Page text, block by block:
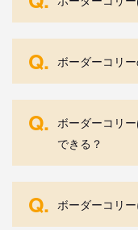
Q. ボーダーコリ
Q. ボーダーコリ
できる？
Q. ボーダーコリ